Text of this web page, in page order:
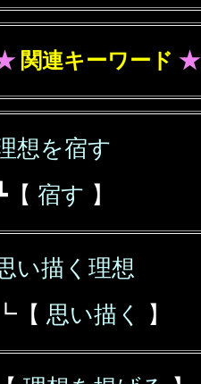
関連キーワード ★
想を宿す
【 宿す 】
い描く理想
┗【 思い描く 】